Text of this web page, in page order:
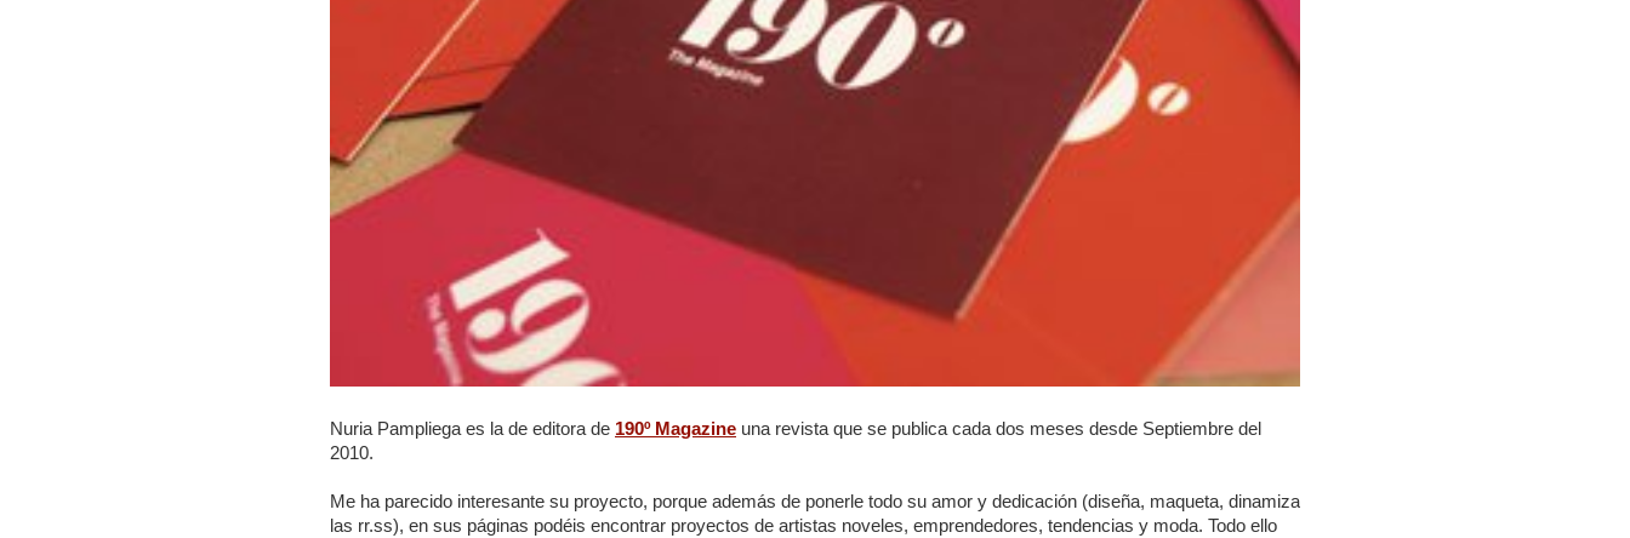
Nuria Pampliega es la de editora de 190º Magazine una revista que se publica cada dos meses desde Septiembre del
2010.
Me ha parecido interesante su proyecto, porque además de ponerle todo su amor y dedicación (diseña, maqueta, dinamiza
las rr.ss), en sus páginas podéis encontrar proyectos de artistas noveles, emprendedores, tendencias y moda. Todo ello